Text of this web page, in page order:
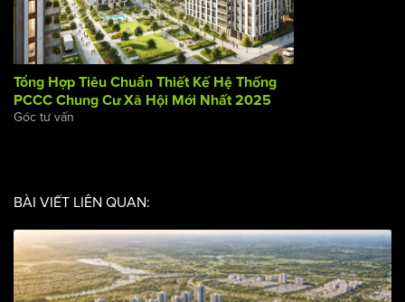
BÀI VIẾT LIÊN QUAN: